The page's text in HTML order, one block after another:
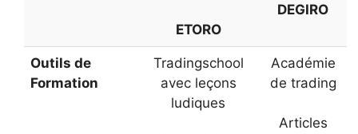
ETORO
DEGIRO
Outils de
Formation
Tradingschool
avec leçons
ludiques
Académie
de trading
Articles